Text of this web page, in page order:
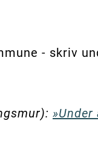
- skriv